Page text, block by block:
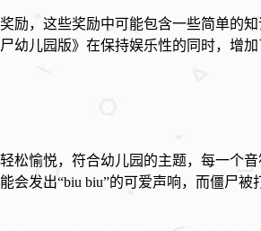
励，这些奖励中可能包含一些简单的
儿园版》在保持娱乐性的同时，增加
松愉悦，符合幼儿园的主题，每一个
发出“biu biu”的可爱声响，而僵尸